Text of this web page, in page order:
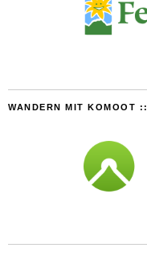
WANDERN MIT KOMOOT ::